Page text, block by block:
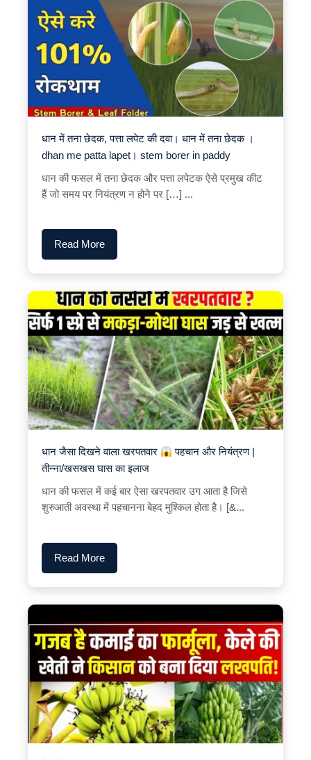
धान में तना छेदक, पत्ता लपेट की दवा। धान में तना छेदक ।
dhan me patta lapet। stem borer in paddy
धान की फसल में तना छेदक और पत्ता लपेटक ऐसे प्रमुख कीट
हैं जो समय पर नियंत्रण न होने पर […] ...
Read More
धान जैसा दिखने वाला खरपतवार
पहचान और नियंत्रण |
तीन्ना/खसखस घास का इलाज
धान की फसल में कई बार ऐसा खरपतवार उग आता है जिसे
शुरुआती अवस्था में पहचानना बेहद मुश्किल होता है। [&...
Read More